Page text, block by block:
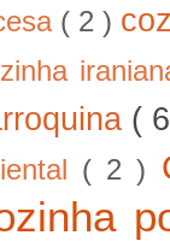
( 2 )
(
( 2 )